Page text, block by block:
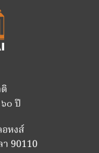
๐ ปี
หงส์
90110